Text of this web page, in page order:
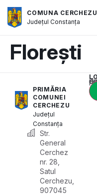
COMUNA CERCHEZU
JudețulConstanța
Florești
PRIMĂRIA
COMUNEI
CERCHEZU
Județul
Constanța
Str.
General
Cerchez
nr. 28,
Satul
Cerchezu,
907045
Acest conținut este blocat până când acceptați